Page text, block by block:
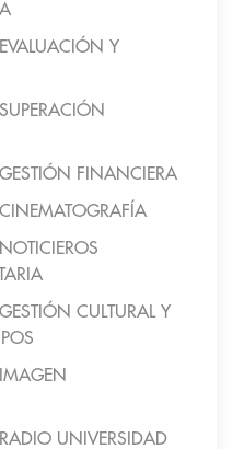
Y
FINANCIERA
CULTURAL Y
UNIVERSIDAD